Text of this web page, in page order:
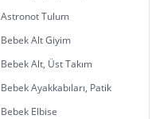
Astronot Tulum
Bebek Alt Giyim
Bebek Alt, Üst Takım
Bebek Ayakkabıları, Patik
Bebek Elbise